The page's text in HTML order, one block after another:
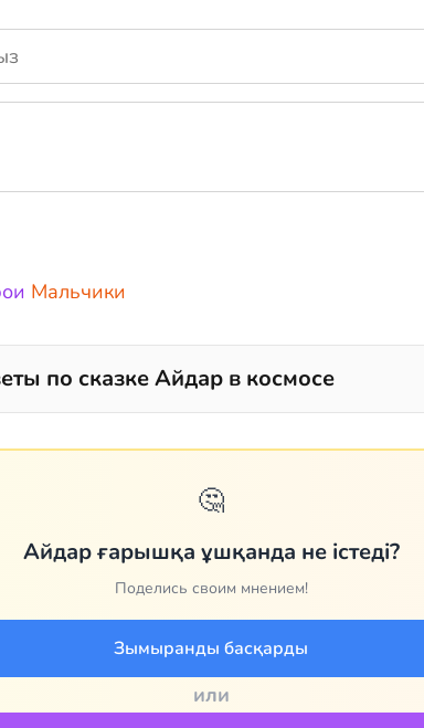
Мальчики
по сказке Айдар в космосе
🤔
Айдар ғарышқа ұшқанда не істеді?
Поделись своим мнением!
Зымыранды басқарды
или